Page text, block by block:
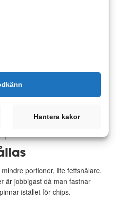
vill pga hälsporre. Ingen bra
1
portioner, lite fettsnålare.
är jobbigast då man fastnar
istället för chips.
Hantera kakor